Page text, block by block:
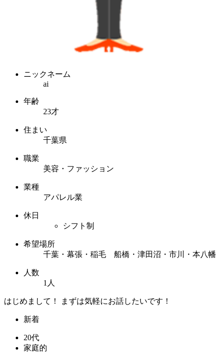
ニックネーム
ai
年齢
23才
住まい
千葉県
職業
美容・ファッション
業種
アパレル業
休日
シフト制
希望場所
千葉・幕張・稲毛 船橋・津田沼・市川・本八幡
人数
1人
はじめまして！ まずは気軽にお話したいです！
新着
20代
家庭的